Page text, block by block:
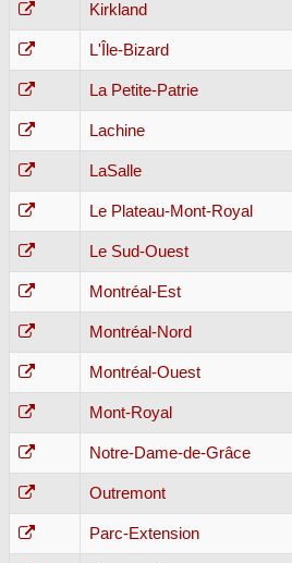
Kirkland
L'Île-Bizard
La Petite-Patrie
Lachine
LaSalle
Le Plateau-Mont-Royal
Le Sud-Ouest
Montréal-Est
Montréal-Nord
Montréal-Ouest
Mont-Royal
Notre-Dame-de-Grâce
Outremont
Parc-Extension